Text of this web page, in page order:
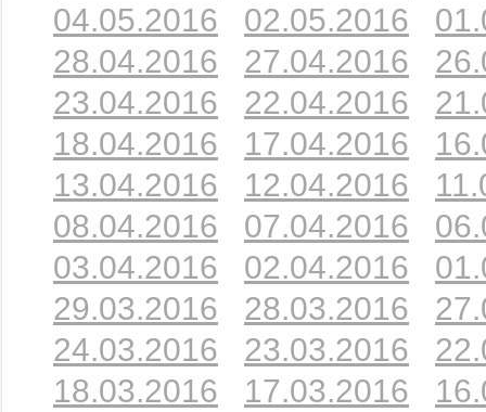
04.05.2016
02.05.2016
28.04.2016
27.04.2016
23.04.2016
22.04.2016
18.04.2016
17.04.2016
13.04.2016
12.04.2016
08.04.2016
07.04.2016
03.04.2016
02.04.2016
29.03.2016
28.03.2016
24.03.2016
23.03.2016
18.03.2016
17.03.2016